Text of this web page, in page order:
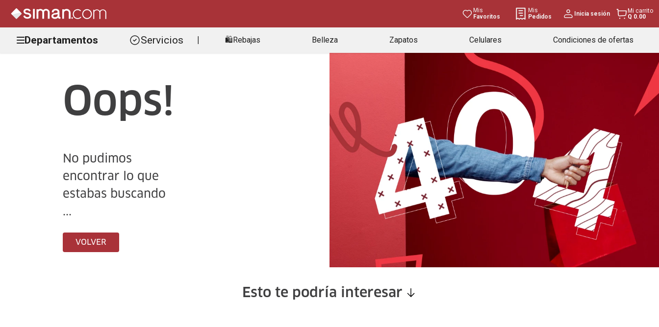
Mis
Favoritos
Mis
Pedidos
Inicia sesión
Mi carrito
Q 0.00
Departamentos Servicios 🛍️Rebajas Belleza Zapatos Celulares Condiciones de ofertas
Oops!
No pudimos
encontrar lo que
estabas buscando
...
VOLVER
Esto te podría interesar